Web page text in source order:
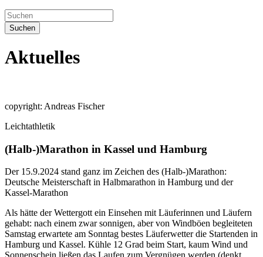
Suchen
Aktuelles
copyright: Andreas Fischer
Leichtathletik
(Halb-)Marathon in Kassel und Hamburg
Der 15.9.2024 stand ganz im Zeichen des (Halb-)Marathon:
Deutsche Meisterschaft in Halbmarathon in Hamburg und der
Kassel-Marathon
Als hätte der Wettergott ein Einsehen mit Läuferinnen und Läufern
gehabt: nach einem zwar sonnigen, aber von Windböen begleiteten
Samstag erwartete am Sonntag bestes Läuferwetter die Startenden in
Hamburg und Kassel. Kühle 12 Grad beim Start, kaum Wind und